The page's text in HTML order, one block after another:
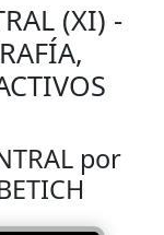
(XI) -
por